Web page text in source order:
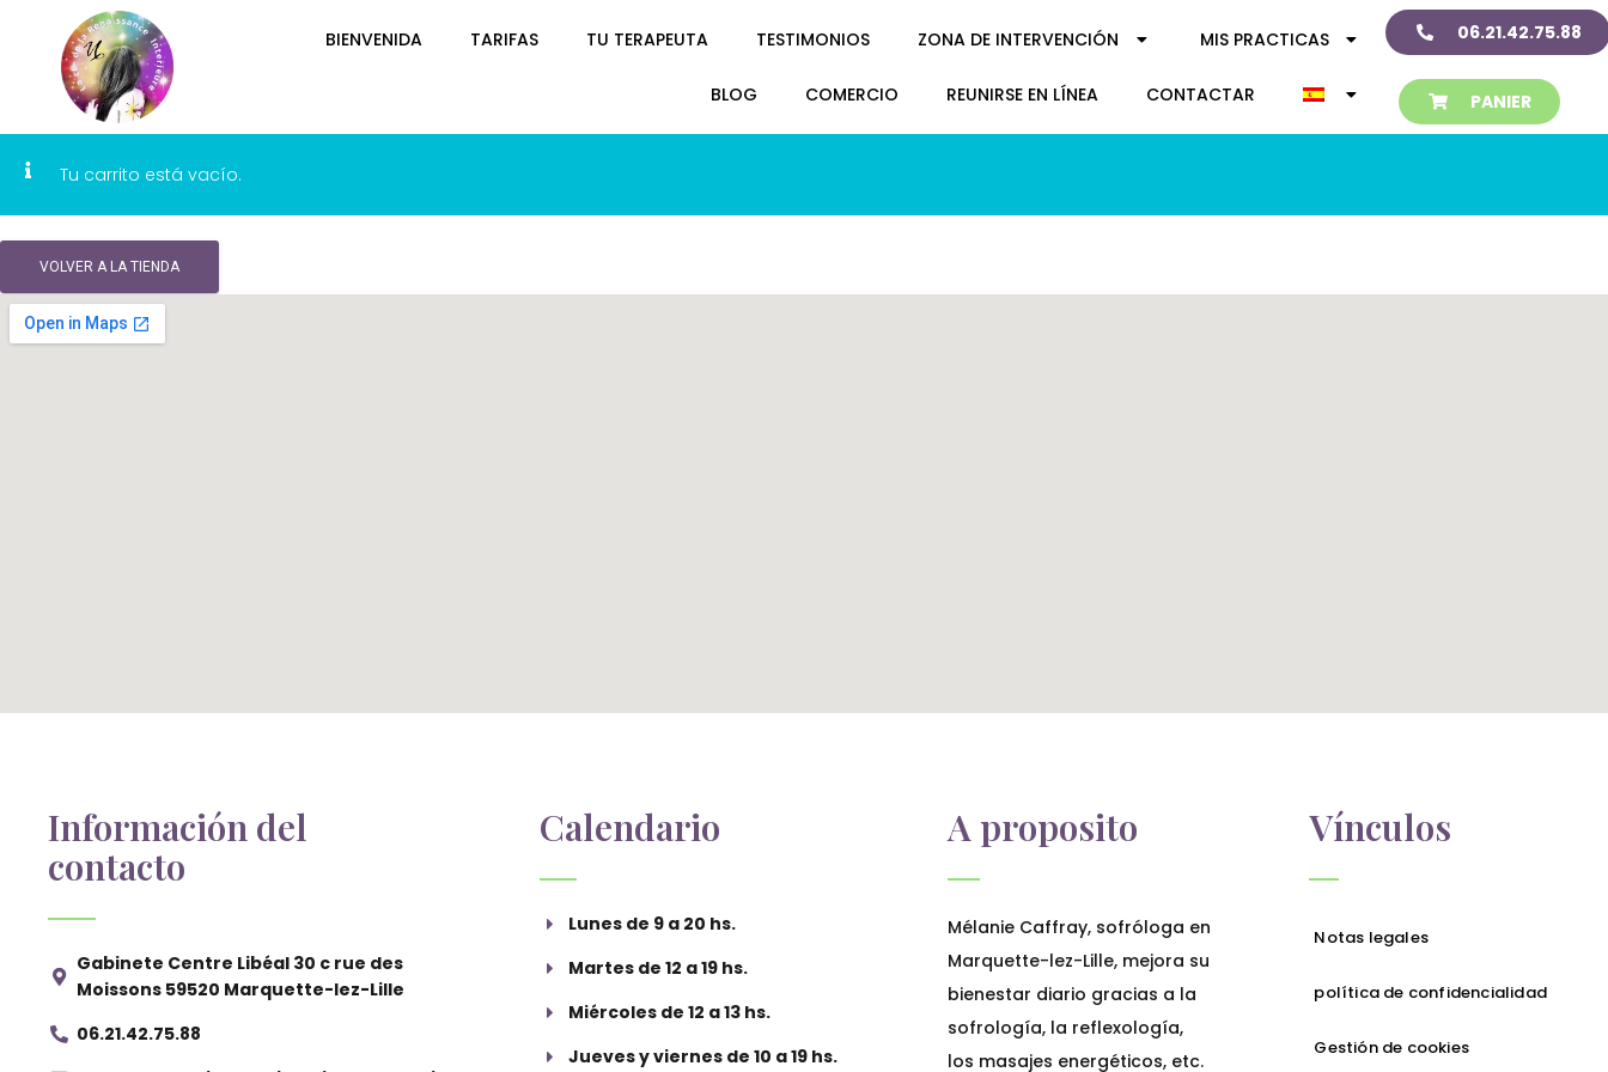
BIENVENIDA TARIFAS TU TERAPEUTA TESTIMONIOS ZONA DE INTERVENCIÓN MIS PRACTICAS
BLOG COMERCIO REUNIRSE EN LÍNEA CONTACTAR
06.21.42.75.88
PANIER
Tu carrito está vacío.
VOLVER A LA TIENDA
Información del
contacto
Gabinete Centre Libéal 30 c rue des
Moissons 59520 Marquette-lez-Lille
06.21.42.75.88
Calendario
Lunes de 9 a 20 hs.
Martes de 12 a 19 hs.
Miércoles de 12 a 13 hs.
Jueves y viernes de 10 a 19 hs.
A proposito
Mélanie Caffray, sofróloga en
Marquette-lez-Lille, mejora su
bienestar diario gracias a la
sofrología, la reflexología,
los masajes energéticos, etc.
Vínculos
Notas legales
política de confidencialidad
Gestión de cookies